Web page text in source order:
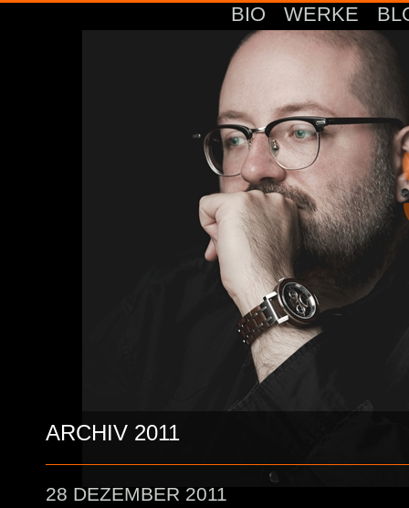
BIO WERKE
ARCHIV 2011
28 DEZEMBER 2011